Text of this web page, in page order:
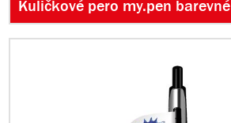
Kuličkové pero my.pen barevné